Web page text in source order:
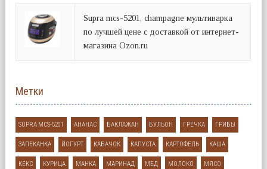
Supra mcs-5201, champagne мультиварка
по лучшей цене с доставкой от интернет-
магазина Ozon.ru
Метки
SUPRA MCS-5201 АНАНАС БАКЛАЖАН БУЛЬОН ГРЕЧКА ГРИБЫ
ЗАПЕКАНКА ЙОГУРТ КАБАЧОК КАПУСТА КАРТОФЕЛЬ КАША
КЕКС КУРИЦА МАНКА МАРИНАД МЕД МОЛОКО МЯСО